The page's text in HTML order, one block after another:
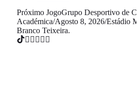
Próximo JogoGrupo Desportivo de
Académica/Agosto 8, 2026/Estádio
Branco Teixeira.